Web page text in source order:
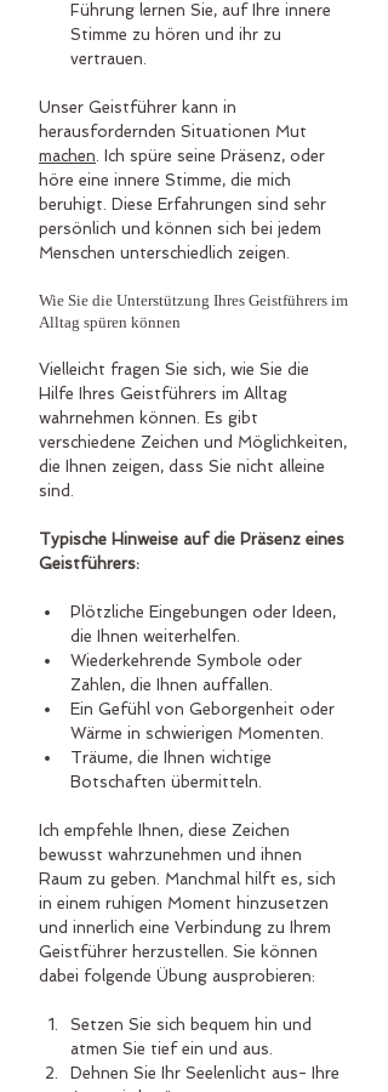
Führung lernen Sie, auf Ihre innere
Stimme zu hören und ihr zu
vertrauen.
Unser Geistführer kann in
herausfordernden Situationen Mut
machen. Ich spüre seine Präsenz, oder
höre eine innere Stimme, die mich
beruhigt. Diese Erfahrungen sind sehr
persönlich und können sich bei jedem
Menschen unterschiedlich zeigen.
Wie Sie die Unterstützung Ihres Geistführers im
Alltag spüren können
Vielleicht fragen Sie sich, wie Sie die
Hilfe Ihres Geistführers im Alltag
wahrnehmen können. Es gibt
verschiedene Zeichen und Möglichkeiten,
die Ihnen zeigen, dass Sie nicht alleine
sind.
Typische Hinweise auf die Präsenz eines
Geistführers:
Plötzliche Eingebungen oder Ideen,
die Ihnen weiterhelfen.
Wiederkehrende Symbole oder
Zahlen, die Ihnen auffallen.
Ein Gefühl von Geborgenheit oder
Wärme in schwierigen Momenten.
Träume, die Ihnen wichtige
Botschaften übermitteln.
Ich empfehle Ihnen, diese Zeichen
bewusst wahrzunehmen und ihnen
Raum zu geben. Manchmal hilft es, sich
in einem ruhigen Moment hinzusetzen
und innerlich eine Verbindung zu Ihrem
Geistführer herzustellen. Sie können
dabei folgende Übung ausprobieren:
Setzen Sie sich bequem hin und
atmen Sie tief ein und aus.
Dehnen Sie Ihr Seelenlicht aus- Ihre